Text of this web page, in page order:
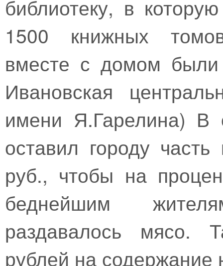
библиотеку, в
1500 книжных
вместе с домом
Ивановская
имени Я.Гарелина) В
оставил городу
руб., чтобы на
беднейшим
раздавалось мясо.
рублей на содержание